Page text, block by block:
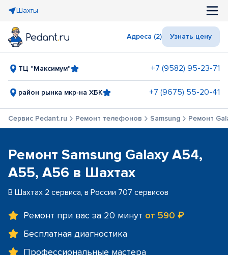
Шахты
Адреса (2) Узнать цену
ТЦ "Максимум" +7 (9582) 95-23-71
район рынка мкр-на ХБК +7 (9675) 55-20-41
Сервис Pedant.ru Ремонт телефонов Samsung Ремонт
Ремонт Samsung Galaxy A54,
A55, A56 в Шахтах
В Шахтах 2 сервиса, в России 707 сервисов
Ремонт при вас за 20 минут от 590 ₽
Бесплатная диагностика
Профессиональные мастера